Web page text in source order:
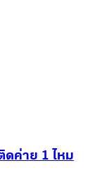
ค่าย 1 ไหม